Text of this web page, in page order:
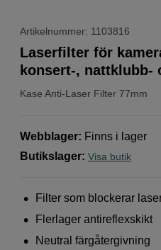
Artikelnummer: 1103816
Kase Anti-Laser Filter 77mm
Laserfilter för
konsert-, nattklubb-
Webblager: Finns i lager
Butikslager: Visa butik
Filter som blockerar
Flerlager antireflexskikt
Neutral färgåtergivning